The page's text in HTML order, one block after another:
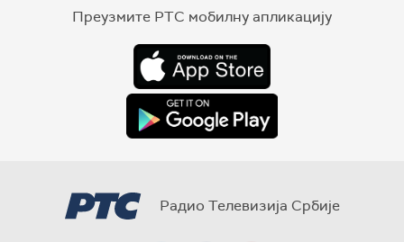
Преузмите РТС мобилну апликацију
Радио Телевизија Србије